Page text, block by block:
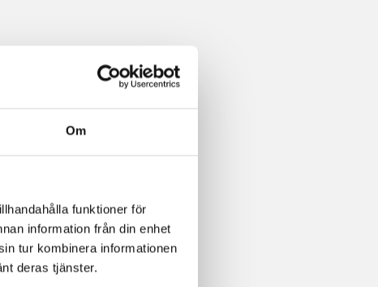
Om
funktioner för
information från din enhet
tur kombinera informationen
deras tjänster.